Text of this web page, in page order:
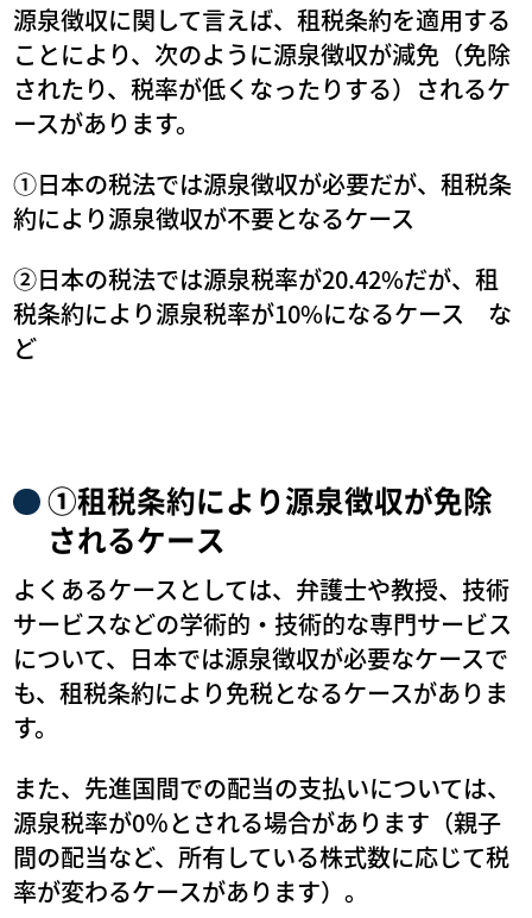
源泉徴収に関して言えば、租税条約を適用する
ことにより、次のように源泉徴収が減免（免除
されたり、税率が低くなったりする）されるケ
ースがあります。
①日本の税法では源泉徴収が必要だが、租税条
約により源泉徴収が不要となるケース
②日本の税法では源泉税率が20.42%だが、租
税条約により源泉税率が10%になるケース な
ど
①租税条約により源泉徴収が免除
されるケース
よくあるケースとしては、弁護士や教授、技術
サービスなどの学術的・技術的な専門サービス
について、日本では源泉徴収が必要なケースで
も、租税条約により免税となるケースがありま
す。
また、先進国間での配当の支払いについては、
源泉税率が0％とされる場合があります（親子
間の配当など、所有している株式数に応じて税
率が変わるケースがあります）。